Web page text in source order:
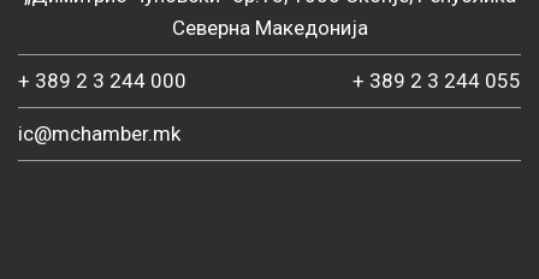
Северна Македонија
+ 389 2 3 244 000 + 389 2 3 244 055
ic@mchamber.mk